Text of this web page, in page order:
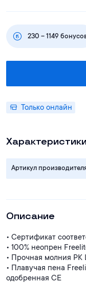
230 – 1149
Только онлайн
Характеристики
Артикул
Описание
• Сертификат
• 100% неопрен
• Прочная молния PK
• Плавучая пена
одобренная CE